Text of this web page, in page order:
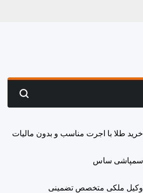
Search
خرید طلا با اجرت مناسب و بدون مالیات
سمپاشی ساس
وکیل ملکی متخصص تضمینی